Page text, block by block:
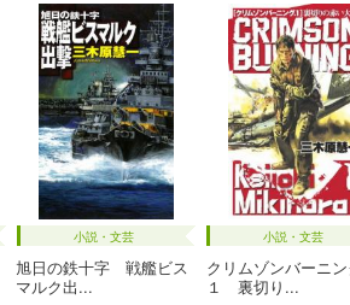
小説・文芸
旭日の鉄十字 戦艦ビス
マルク出...
小説・文芸
クリムゾンバーニ
１ 裏切り...